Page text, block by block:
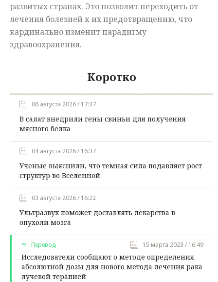
развитых странах. Это позволит переходить от
лечения болезней к их предотвращению, что
кардинально изменит парадигму
здравоохранения.
Коротко
06 августа 2026 / 17:37
В салат внедрили гены свиньи для получения
мясного белка
04 августа 2026 / 16:37
Ученые выяснили, что темная сила подавляет рост
структур во Вселенной
03 августа 2026 / 16:22
Ультразвук поможет доставлять лекарства в
опухоли мозга
Перевод 15 марта 2023 / 16:49
Исследователи сообщают о методе определения
абсолютной дозы для нового метода лечения рака
лучевой терапией